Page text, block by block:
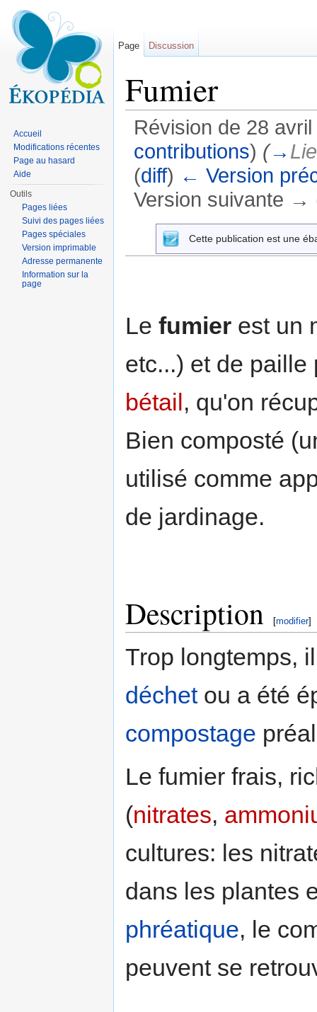
Fumier
Révision de 28
contributions) (→
(diff) ← Version
Version suivante →
Cette publication est une
Le fumier est un
etc...) et de
bétail, qu'on
Bien composté
utilisé comme
de jardinage.
Description [modifier]
Trop longtemps,
déchetou a été
compostage
Le fumier frais,
(nitrates,
cultures: les
dans les plantes
phréatique, le
peuvent se
Page Discussion
Accueil
Modifications récentes
Page au hasard
Aide
Outils
Pages liées
Suivi des pages liées
Pages spéciales
Version imprimable
Adresse permanente
Information sur la
page